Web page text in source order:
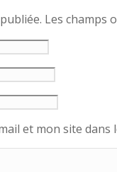
Les champs
et mon site